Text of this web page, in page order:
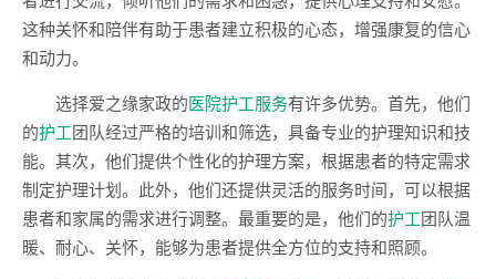
这种关怀和陪伴有助于患者建立积极的心态，增强康复的信心
和动力。
选择爱之缘家政的医院护工服务有许多优势。首先，他们
的护工团队经过严格的培训和筛选，具备专业的护理知识和技
能。其次，他们提供个性化的护理方案，根据患者的特定需求
制定护理计划。此外，他们还提供灵活的服务时间，可以根据
患者和家属的需求进行调整。最重要的是，他们的护工团队温
暖、耐心、关怀，能够为患者提供全方位的支持和照顾。